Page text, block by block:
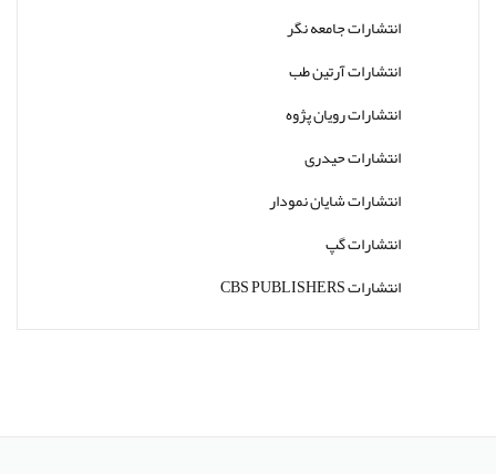
انتشارات جامعه نگر
انتشارات آرتین طب
انتشارات رویان پژوه
انتشارات حیدری
انتشارات شایان نمودار
انتشارات گپ
انتشارات CBS PUBLISHERS
انتشارات Thieme